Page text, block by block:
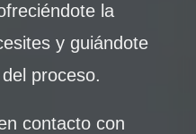
la
y guiándote
proceso.
contacto con